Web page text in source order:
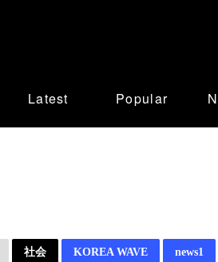
Latest Popular
社会 KOREA WAVE news1